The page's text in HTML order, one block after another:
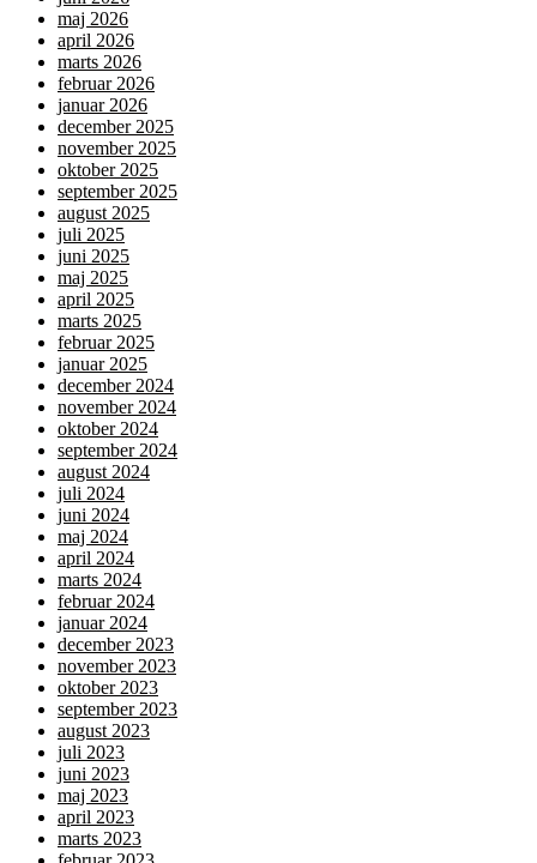
maj 2026
april 2026
marts 2026
februar 2026
januar 2026
december 2025
november 2025
oktober 2025
september 2025
august 2025
juli 2025
juni 2025
maj 2025
april 2025
marts 2025
februar 2025
januar 2025
december 2024
november 2024
oktober 2024
september 2024
august 2024
juli 2024
juni 2024
maj 2024
april 2024
marts 2024
februar 2024
januar 2024
december 2023
november 2023
oktober 2023
september 2023
august 2023
juli 2023
juni 2023
maj 2023
april 2023
marts 2023